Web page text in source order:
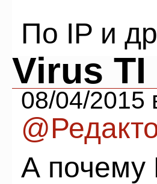
По IP и
Virus TI
08/04/2015
А почему